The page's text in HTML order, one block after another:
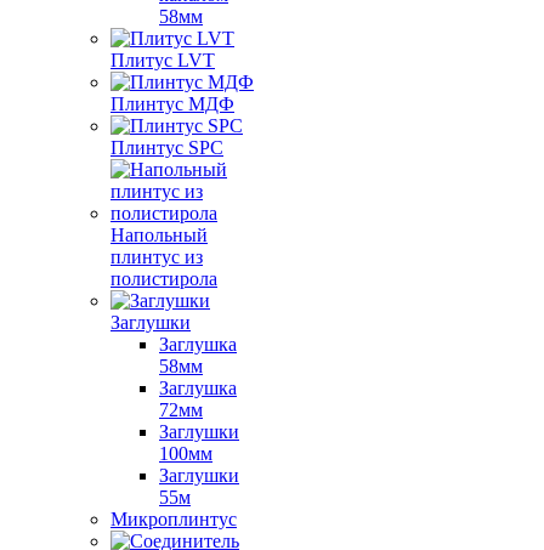
58мм
Плитус LVT
Плинтус МДФ
Плинтус SPC
Напольный
плинтус из
полистирола
Заглушки
Заглушка
58мм
Заглушка
72мм
Заглушки
100мм
Заглушки
55м
Микроплинтус